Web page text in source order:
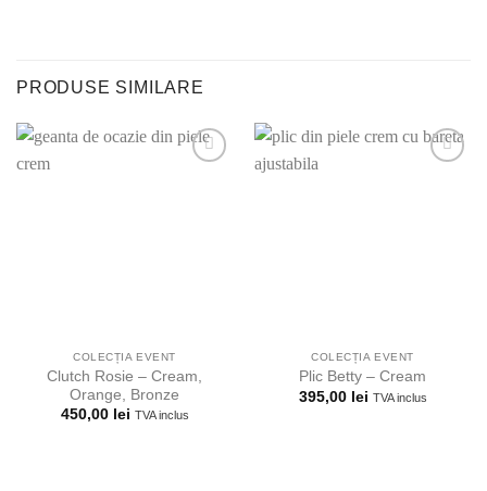
PRODUSE SIMILARE
COLECȚIA EVENT
Clutch Rosie – Cream,
Orange, Bronze
450,00 lei TVA inclus
COLECȚIA EVENT
Plic Betty – Cream
395,00 lei TVA inclus